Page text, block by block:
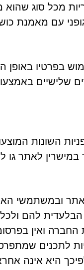
מכל סוג שהוא
עם מאמנת
בפרטיו
שלישיים
השונות
לאתר גו
ובמשתמשי
הבלעדית להם
ואין
לתכנים
היא אינה